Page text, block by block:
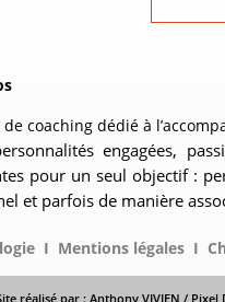
coaching dédié à
engagées,
pour un seul objectif :
et parfois de manière
I Mentions légales I
réalisé par : Anthony VIVIEN / Pixel